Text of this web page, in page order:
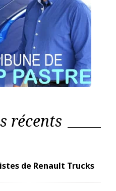
récents
de Renault Trucks